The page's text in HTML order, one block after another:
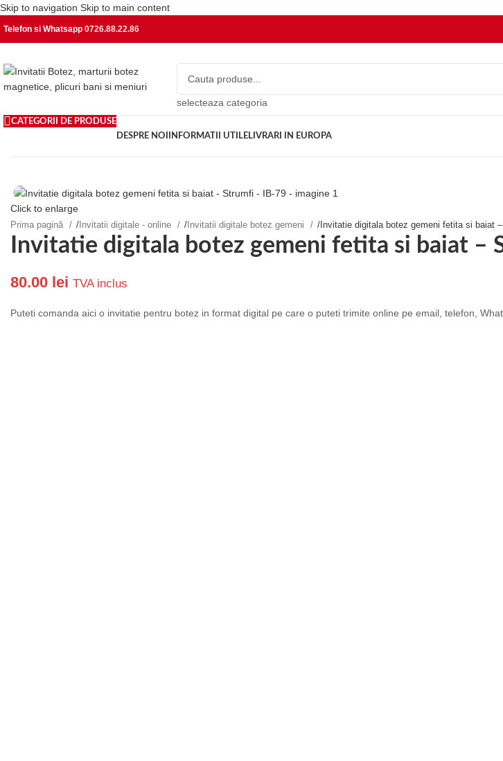
Skip to navigation Skip to main content
Telefon si Whatsapp 0726.88.22.86
selecteaza categoria
CATEGORII DE PRODUSE
DESPRE NOI
INFORMATII UTILELIVRARI IN EUROPA
Click to enlarge
Prima pagină / Invitatii digitale - online / Invitatii digitale botez gemeni / Invitatie digitala botez gemeni fetita si baiat
Invitatie digitala botez gemeni fetita si baiat –
80.00 lei TVA inclus
Puteti comanda aici o invitatie pentru botez in format digital pe care o puteti trimite online pe email, telefon,